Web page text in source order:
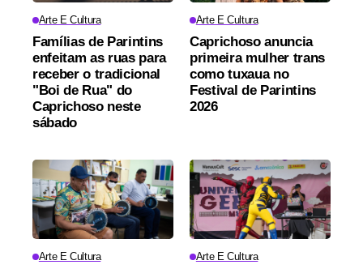
Arte E Cultura
Famílias de Parintins
enfeitam as ruas para
receber o tradicional
"Boi de Rua" do
Caprichoso neste
sábado
Arte E Cultura
Caprichoso anuncia
primeira mulher trans
como tuxaua no
Festival de Parintins
2026
Arte E Cultura Arte E Cultura